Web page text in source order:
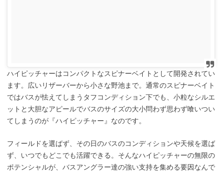
ハイピッチャーはコンパクトなスピナーベイトとして開発されてい
ます。広いリザーバーから小さな野池まで。通常のスピナーベイト
ではバスが怯えてしまうタフコンディション下でも、小粒なシルエ
ットと大胆なアピールでバスのサイズの大小問わず思わず喰いつい
てしまうのが『ハイピッチャー』なのです。
フィールドを選ばず、その日のバスのコンディションや天候を選ば
ず、いつでもどこでも活躍できる。そんなハイピッチャーの無限の
ポテンシャルが、バスアングラー達の強い支持を集める要因なんで